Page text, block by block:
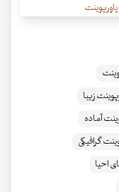
زیبا
آماده
گرافیکی
احیا